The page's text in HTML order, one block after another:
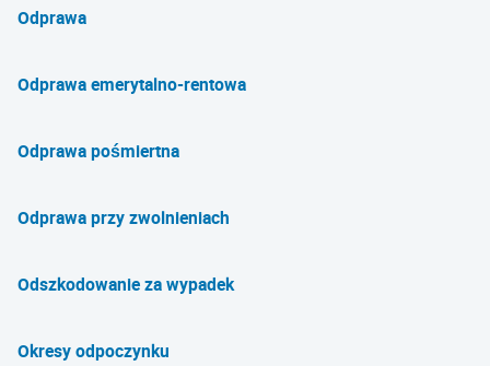
Odprawa
Odprawa emerytalno-rentowa
Odprawa pośmiertna
Odprawa przy zwolnieniach
Odszkodowanie za wypadek
Okresy odpoczynku